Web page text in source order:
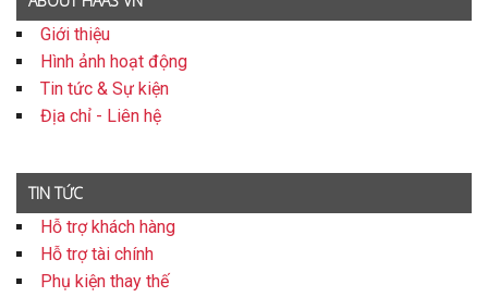
Giới thiệu
Hình ảnh hoạt động
Tin tức & Sự kiện
Địa chỉ - Liên hệ
TIN TỨC
Hỗ trợ khách hàng
Hỗ trợ tài chính
Phụ kiện thay thế